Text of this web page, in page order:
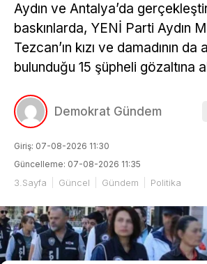
Aydın ve Antalya’da
baskınlarda, YENİ Parti Aydın
Tezcan’ın kızı ve damadının da
bulunduğu 15 şüpheli gözaltına
Demokrat Gündem
Giriş: 07-08-2026 11:30
Güncelleme: 07-08-2026 11:35
3.Sayfa Güncel Gündem Politika